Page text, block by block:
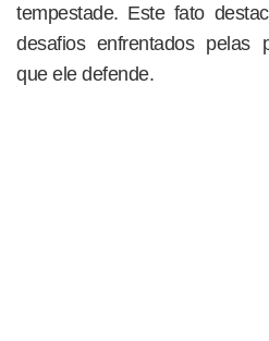
tempestade. Este fato
desafios enfrentados pelas
que ele defende.